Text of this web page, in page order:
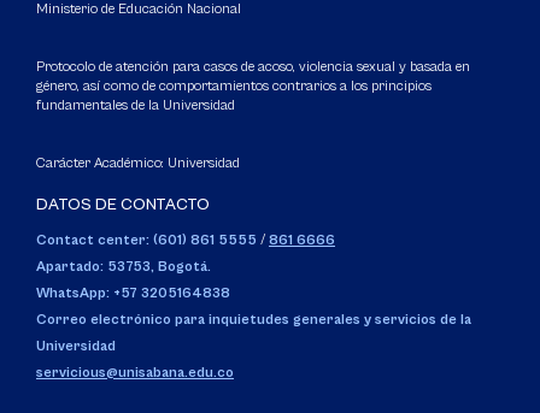
Ministerio de Educación Nacional
Protocolo de atención para casos de acoso, violencia sexual y basada en
género, así como de comportamientos contrarios a los principios
fundamentales de la Universidad
Carácter Académico: Universidad
DATOS DE CONTACTO
Contact center: (601) 861 5555 / 861 6666
Apartado: 53753, Bogotá.
WhatsApp: +57 3205164838
Correo electrónico para inquietudes generales y servicios de la
Universidad
servicious@unisabana.edu.co